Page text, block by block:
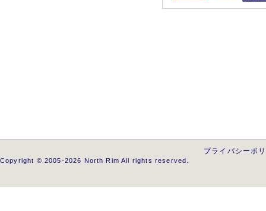
プライバシーポ
Copyright © 2005-2026 North Rim All rights reserved.